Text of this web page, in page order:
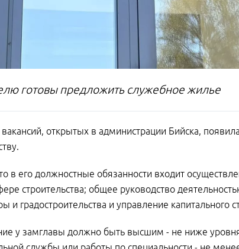
готовы предложить служебное жилье
открытых в администрации Бийска,
в его должностные обязанности входит
строительства; общее руководство
и градостроительства и управление капитального
у замглавы должно быть высшим - не ниже уровня